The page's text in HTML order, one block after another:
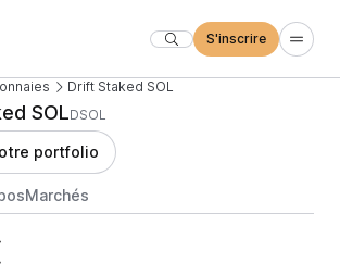
S'inscrire
Drift Staked SOL
SOLDSOL
portfolio
Marchés